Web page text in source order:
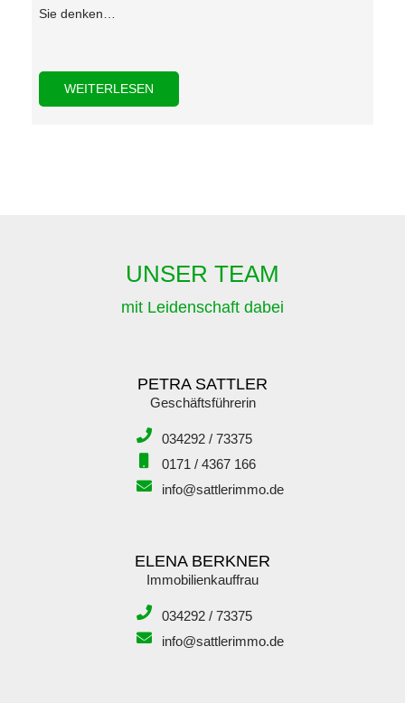
Sie denken…
WEITERLESEN
UNSER TEAM
mit Leidenschaft dabei
PETRA SATTLER
Geschäftsführerin
034292 / 73375
0171 / 4367 166
info@sattlerimmo.de
ELENA BERKNER
Immobilienkauffrau
034292 / 73375
info@sattlerimmo.de